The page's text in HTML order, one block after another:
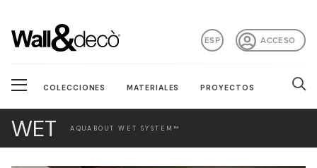
ACCESO
ESP
COLECCIONES MATERIALES PROYECTOS
WET AQUABOUT WET SYSTEM™